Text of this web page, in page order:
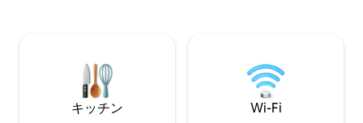
柱もあり、素晴らしい写真を撮ることが
できます。鹿、フクロウ、七面鳥が頻繁
に訪れます。 ライブ・オークのショッピ
ングエリアからわずか25分！
川の美しさを当宿
さい！
キッチン Wi-Fi